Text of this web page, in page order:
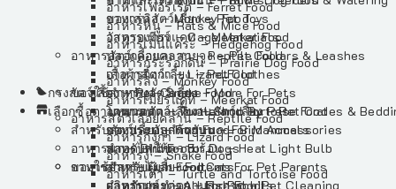
อาหารเฟอร์เร็ต – Ferret Food
อาหารหนู – Rats & Mice Food
อาหารเม่นแคระ – Hedgehog Food
อาหารกระรอกดิน – Prairie Dog Food
อาหารลิง – Monkey Food
อาหารเมียร์แคท – Meerkat Food
อาหารสัตว์เลี้อยคลาน – Reptile Food
อาหารกิ้งก่า – Lizard Food
อาหารงู – Snake Food
อาหารเต่า – Turtle and Tortoise Food
อาหารลิง – Monkey Food
อาหารเมียร์แคท – Meerkat Food
อาหารสัตว์เลี้อยคลาน – Reptile Food
อาหารกิ้งก่า – Lizard Food
อาหารงู – Snake Food
อาหารเต่า – Turtle and Tortoise Food
อาหารกบ – Frog Food
อาหารนก – Bird Food
อาหารปลา – Fish Food
อาหารปลา – All Fish Food
ของเล่นสัตว์เลี้ยง – Pet Toys
วัสดุรองกรง – Cage Materials
ปลอกคอและสายจูง – Pet Collars & Leashes
เสื้อผ้าสัตว์เลี้ยง – Pet Clothes
ของใช้สำหรับสัตว์เลี้ยง – More For Pets
โดมนอนและที่นอนสัตว์เลี้ยง – Pet Crates &
ของประดับสำหรับนก – Bird Accessories
หลอดไฟให้ความร้อน – Heat Light Bulb
ของใช้สำหรับผู้เลี้ยง – Items For Pet Parents
ผลิตภัณฑ์ทำความสะอาด – Pet Cleaning
กรงสัตว์เลี้ยง – Pet Cages
เลือกซื้อตามหมวดสัตว์เลี้ยง – Shop By Pet
สำหรับสัตว์เลี้ยงลูกด้วยนม – For Mammals
สำหรับสุนัข – For Dogs
สำหรับแมว – For Cats
สำหรับกระต่าย – For Rabbits